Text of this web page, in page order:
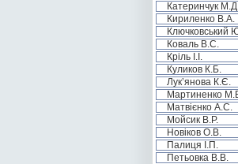
Катеринчук
Кириленко В.А.
Ключковський
Коваль В.С.
Кріль І.І.
Куликов К.Б.
Лук’янова К.Є.
Мартиненко
Матвієнко А.С.
Мойсик В.Р.
Новіков О.В.
Палиця І.П.
Петьовка В.В.